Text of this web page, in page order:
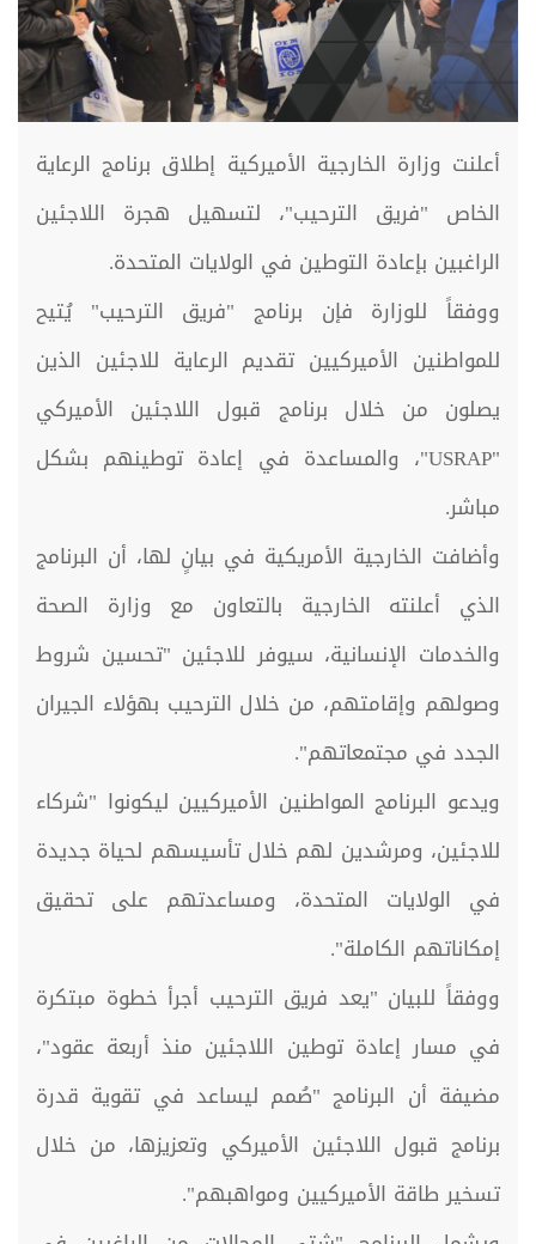
أعلنت وزارة الخارجية الأميركية إطلاق برنامج الرعاية
الخاص "فريق الترحيب"، لتسهيل هجرة اللاجئين
الراغبين بإعادة التوطين في الولايات المتحدة.
ووفقاً للوزارة فإن برنامج "فريق الترحيب" يُتيح
للمواطنين الأميركيين تقديم الرعاية للاجئين الذين
يصلون من خلال برنامج قبول اللاجئين الأميركي
"USRAP"، والمساعدة في إعادة توطينهم بشكل
مباشر.
وأضافت الخارجية الأمريكية في بيانٍ لها، أن البرنامج
الذي أعلنته الخارجية بالتعاون مع وزارة الصحة
والخدمات الإنسانية، سيوفر للاجئين "تحسين شروط
وصولهم وإقامتهم، من خلال الترحيب بهؤلاء الجيران
الجدد في مجتمعاتهم".
ويدعو البرنامج المواطنين الأميركيين ليكونوا "شركاء
للاجئين، ومرشدين لهم خلال تأسيسهم لحياة جديدة
في الولايات المتحدة، ومساعدتهم على تحقيق
إمكاناتهم الكاملة".
ووفقاً للبيان "يعد فريق الترحيب أجرأ خطوة مبتكرة
في مسار إعادة توطين اللاجئين منذ أربعة عقود"،
مضيفة أن البرنامج "صُمم ليساعد في تقوية قدرة
برنامج قبول اللاجئين الأميركي وتعزيزها، من خلال
تسخير طاقة الأميركيين ومواهبهم".